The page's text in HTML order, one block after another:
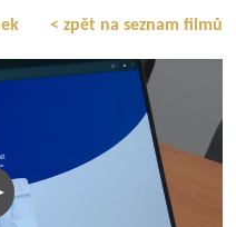
< zpět na seznam filmů